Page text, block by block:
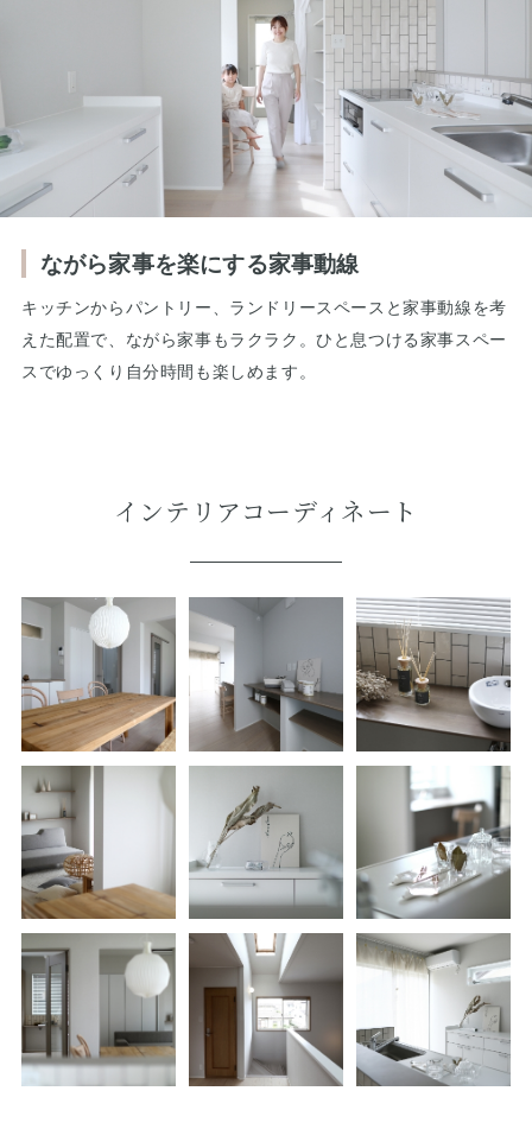
ながら家事を楽にする家事動線
キッチンからパントリー、ランドリースペースと家事動線を考
えた配置で、ながら家事もラクラク。ひと息つける家事スペー
スでゆっくり自分時間も楽しめます。
インテリアコーディネート